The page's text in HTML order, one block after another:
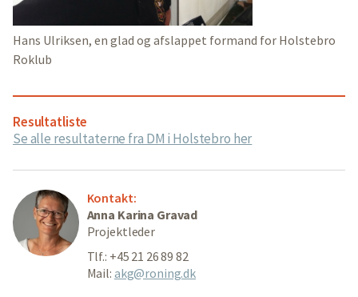
Hans Ulriksen, en glad og afslappet formand for Holstebro
Roklub
Resultatliste
Se alle resultaterne fra DM i Holstebro her
Kontakt:
Anna Karina Gravad
Projektleder
Tlf.: +45 21 26 89 82
Mail: akg@roning.dk